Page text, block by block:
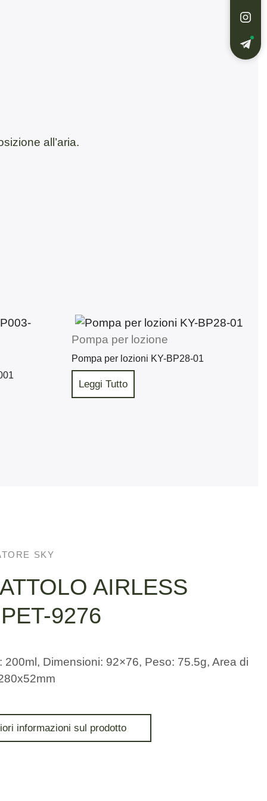
all’aria.
Pompa per lozione
Pompa per lozioni KY-BP28-01
Leggi Tutto
SKY
AIRLESS
9276
200ml, Dimensioni: 92×76, Peso: 75.5g, Area di
informazioni sul prodotto